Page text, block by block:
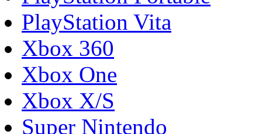
PlayStation Vita
Xbox 360
Xbox One
Xbox X/S
Super Nintendo